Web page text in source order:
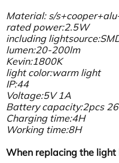
Material: s/
rated power:2.5W
including
lumen:20-200lm
Kevin:1800K
light color:warm light
IP:44
Voltage:5V 1A
Battery capacity:2pcs
Charging time:4H
Working time:8H
When replacing the